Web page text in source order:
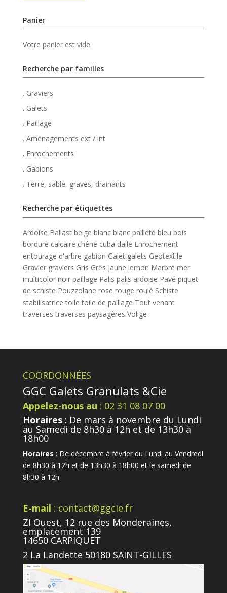
Panier
Votre panier est vide.
Recherche par familles
. Graviers
. Galets
. Paillage
. Aménagements ext / int
. Enrochements
. Gabions
. Terre, sable, graves, drainants
Recherche par étiquettes
Ardoise Ballast beige blanc blanc pailleté bleu bois
bordure calcaire chêne cuba dalle Enrochement
entourage d'arbre gabion Galet galets Geotextile
Gravier graviers Gris Grès jaune lemon Marbre mer
multicolor noir paillage Palis palis ardoise Pavé piquet
de schiste Pouzzolane rose rouge roulé Schiste
stabilisatrice toile toile de paillage Tout venant
traverses traverses paysagères Volige
COORDONNÉES
GGC Galets Granulats &Cie
Appelez-nous au : 02 31 08 07 00
Horaires: De mars à novembre du Lundi
au Samedi de 8h30 à 12h et de 13h30 à
18h00
Horaires : De décembre à février du Lundi au Vendredi
de 8h30 à 12h et de 13h30 à 18h00 et le samedi de
8h30 à 12h
E-mail : contact@ggcie.fr
ZI Ouest, 12 rue des Monderaines,
emplacement 139
14650 CARPIQUET
2 La Landette 50180 SAINT-GILLES